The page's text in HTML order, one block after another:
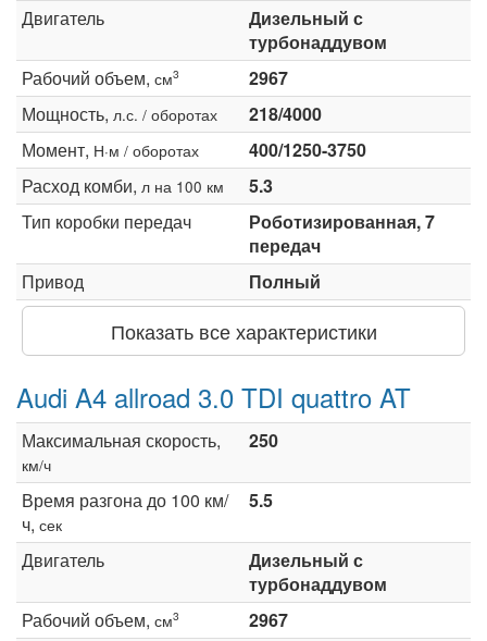
Двигатель
Дизельный с
турбонаддувом
Рабочий объем, см3
2967
Мощность, л.с. / оборотах
218/4000
Момент, Н·м / оборотах
400/1250-3750
Расход комби, л на 100 км
5.3
Тип коробки передач
Роботизированная, 7
передач
Привод
Полный
Показать все характеристики
Audi A4 allroad 3.0 TDI quattro AT
Максимальная скорость,
км/ч
250
Время разгона до 100 км/
ч, сек
5.5
Двигатель
Дизельный с
турбонаддувом
Рабочий объем, см3
2967